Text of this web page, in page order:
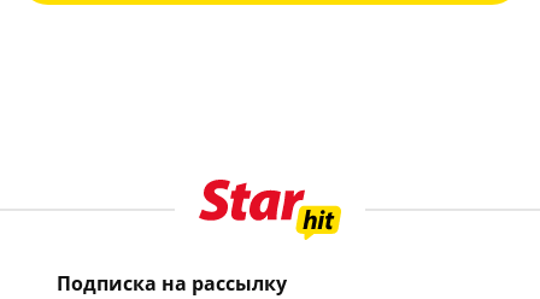
Подписка на рассылку